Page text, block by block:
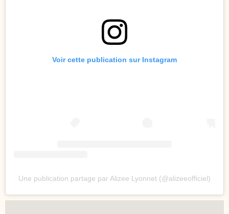
Voir cette publication sur Instagram
Une publication partage par Alizee Lyonnet (@alizeeofficiel)